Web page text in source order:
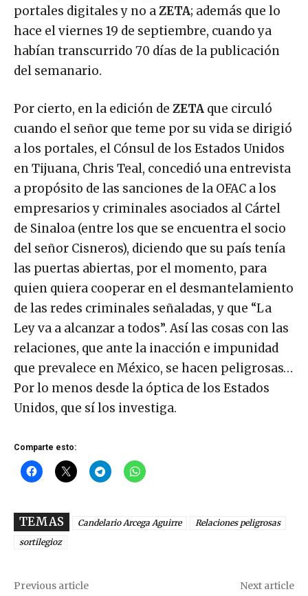
portales digitales y no aZETA; además que lo
hace el viernes 19 de septiembre, cuando ya
habían transcurrido 70 días de la publicación
del semanario.
Por cierto, en la edición de ZETA que circuló
cuando el señor que teme por su vida se dirigió
a los portales, el Cónsul de los Estados Unidos
en Tijuana, Chris Teal, concedió una entrevista
a propósito de las sanciones de la OFAC a los
empresarios y criminales asociados al Cártel
de Sinaloa (entre los que se encuentra el socio
del señor Cisneros), diciendo que su país tenía
las puertas abiertas, por el momento, para
quien quiera cooperar en el desmantelamiento
de las redes criminales señaladas, y que “La
Ley va a alcanzar a todos”. Así las cosas con las
relaciones, que ante la inacción e impunidad
que prevalece en México, se hacen peligrosas…
Por lo menos desde la óptica de los Estados
Unidos, que sí los investiga.
Comparte esto:
TEMAS Candelario Arcega Aguirre
Relaciones peligrosas
sortilegioz
Previous article Next article